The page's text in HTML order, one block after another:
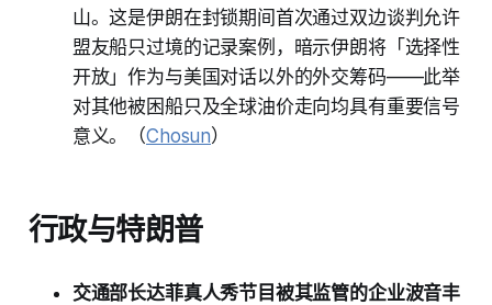
山。这是伊朗在封锁期间首次通过双边谈判允许
盟友船只过境的记录案例，暗示伊朗将「选择性
开放」作为与美国对话以外的外交筹码——此举
对其他被困船只及全球油价走向均具有重要信号
意义。（Chosun）
行政与特朗普
交通部长达菲真人秀节目被其监管的企业波音丰